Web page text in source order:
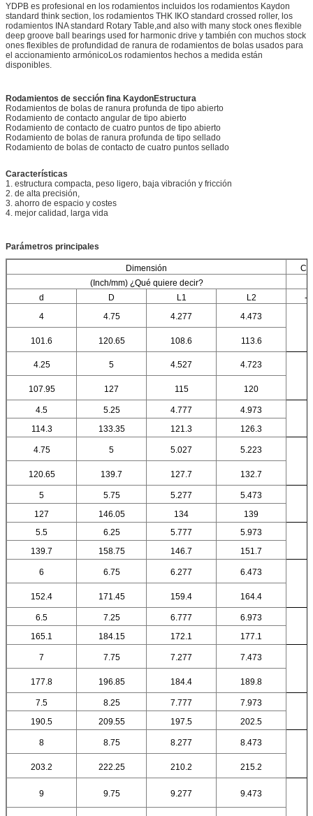
YDPB es profesional en los rodamientos incluidos los rodamientos Kaydon
standard think section, los rodamientos THK IKO standard crossed roller, los
rodamientos INA standard Rotary Table,and also with many stock ones flexible
deep groove ball bearings used for harmonic drive y también con muchos stock
ones flexibles de profundidad de ranura de rodamientos de bolas usados para
el accionamiento armónicoLos rodamientos hechos a medida están
disponibles.
Rodamientos de sección fina KaydonEstructura
Rodamientos de bolas de ranura profunda de tipo abierto
Rodamiento de contacto angular de tipo abierto
Rodamiento de contacto de cuatro puntos de tipo abierto
Rodamiento de bolas de ranura profunda de tipo sellado
Rodamiento de bolas de contacto de cuatro puntos sellado
Características
1. estructura compacta, peso ligero, baja vibración y fricción
2. de alta precisión,
3. ahorro de espacio y costes
4. mejor calidad, larga vida
Parámetros principales
Dimensión
(Inch/mm) ¿Qué quiere decir?
d
D L1 L2
-
4
4.75 4.277
4.473
101.6
120.65 108.6 113.6
4.25 5 4.527
4.723
107.95
127 115 120
4.5 5.25 4.777
4.973
114.3
133.35 121.3 126.3
4.75 5 5.027
5.223
120.65
139.7 127.7 132.7
5 5.75 5.277
5.473
127
146.05 134
139
5.5
6.25 5.777
5.973
139.7
158.75 146.7 151.7
6 6.75 6.277
6.473
152.4
171.45 159.4 164.4
6.5 7.25 6.777
6.973
165.1
184.15 172.1 177.1
7 7.75 7.277
7.473
177.8
196.85 184.4 189.8
7.5 8.25 7.777
7.973
190.5
209.55 197.5 202.5
8 8.75 8.277
8.473
203.2
222.25 210.2 215.2
9 9.75 9.277
9.473